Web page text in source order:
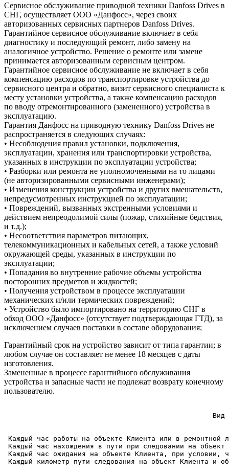
Сервисное обслуживание приводной техники Danfoss Drives в
СНГ, осуществляет ООО «Данфосс», через своих
авторизованных сервисных партнеров Danfoss Drives.
Гарантийное сервисное обслуживание включает в себя
диагностику и последующий ремонт, либо замену на
аналогичное устройство. Решение о ремонте или замене
принимается авторизованным сервисным центром.
Гарантийное сервисное обслуживание не включает в себя
компенсацию расходов по транспортировке устройства до
сервисного центра и обратно, визит сервисного специалиста к
месту установки устройства, а также компенсацию расходов
по вводу отремонтированного (замененного) устройства в
эксплуатацию.
Гарантия Данфосс на приводную технику Danfoss Drives не
распространяется в следующих случаях:
• Несоблюдения правил установки, подключения,
эксплуатации, хранения или транспортировки устройства,
указанных в инструкции по эксплуатации устройства;
• Разборки или ремонта не уполномоченными на то лицами
(не авторизированными сервисными инженерами);
• Изменения конструкции устройства и других вмешательств,
непредусмотренных инструкцией по эксплуатации;
• Повреждений, вызванных экстренными условиями и
действием непреодолимой силы (пожар, стихийные бедствия,
и т.д.);
• Несоответствия параметров питающих,
телекоммуникационных и кабельных сетей, а также условий
окружающей среды, указанных в инструкции по
эксплуатации;
• Попадания во внутренние рабочие объемы устройства
посторонних предметов и жидкостей;
• Получения устройством в процессе эксплуатации
механических и/или термических повреждений;
• Устройство было импортировано на территорию СНГ в
обход ООО «Данфосс» (отсутствует подтверждающая ГТД), за
исключением случаев поставки в составе оборудования;
Гарантийный срок на устройство зависит от типа гарантии; в
любом случае он составляет не менее 18 месяцев с даты
изготовления.
Замененные в процессе гарантийного обслуживания
устройства и запасные части не подлежат возврату конечному
пользователю.
Вид расходов
Каждый час работы на объекте Клиента или в
Каждый час нахождения в пути при следовании на
Каждый час ожидания на объекте Клиента, при условии,
Каждый километр пути следования на объект